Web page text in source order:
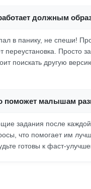
должным
в панику, не спеши!
Просто
поискать другую
поможет малышам
задания после
что помогает им
готовы к фаст-